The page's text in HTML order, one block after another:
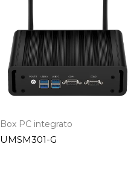
Box PC integrato
UMSM301-G